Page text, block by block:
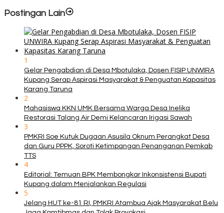
Postingan Lain
1
Gelar Pengabdian di Desa Mbotulaka, Dosen FISIP UNWIRA
Kupang Serap Aspirasi Masyarakat & Penguatan Kapasitas
Karang Taruna
2
Mahasiswa KKN UMK Bersama Warga Desa Inelika
Restorasi Talang Air Demi Kelancaran Irigasi Sawah
3
PMKRI Soe Kutuk Dugaan Asusila Oknum Perangkat Desa
dan Guru PPPK, Soroti Ketimpangan Penanganan Pemkab
TTS
4
Editorial: Temuan BPK Membongkar Inkonsistensi Bupati
Kupang dalam Menjalankan Regulasi
5
Jelang HUT ke-81 RI, PMKRI Atambua Ajak Masyarakat Belu